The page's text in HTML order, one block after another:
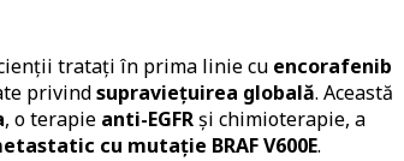
tratați în prima linie cu encorafenib
privindsupraviețuirea globală. Această
, o terapie anti-EGFRși chimioterapie, a
cu mutație BRAF V600E.